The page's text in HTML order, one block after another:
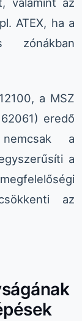
ATEX, ha a
zónákban
a MSZ
eredő
a
a
az